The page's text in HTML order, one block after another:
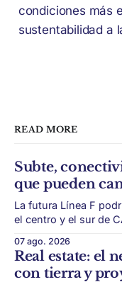
condiciones más
sustentabilidad a
READ MORE
Subte,
que pueden
La futura Línea F
el centro y el sur de
transporte puede
ciudad. La futura Línea F del subte busca mejorar la
conexión
07 ago. 2026
Real estate: el
con tierra y